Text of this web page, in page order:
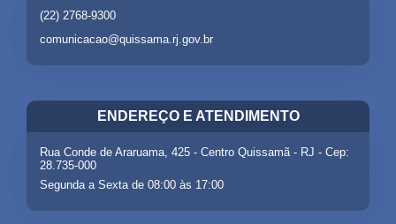
(22) 2768-9300
comunicacao@quissama.rj.gov.br
ENDEREÇO E ATENDIMENTO
Rua Conde de Araruama, 425 - Centro Quissamã - RJ - Cep:
28.735-000
Segunda a Sexta de 08:00 às 17:00